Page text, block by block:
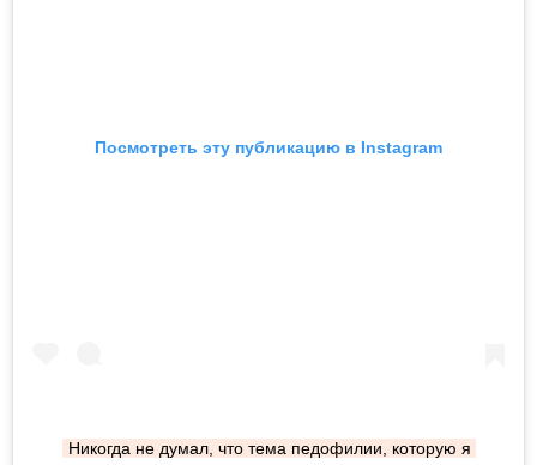
Посмотреть эту публикацию в Instagram
Никогда не думал, что тема педофилии, которую я